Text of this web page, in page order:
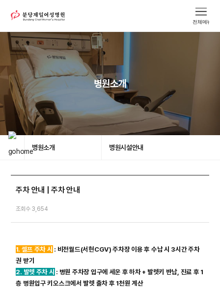
병원소개
병원소개 병원시설안내
주차 안내 | 주차 안내
조회수 3,654
1. 셀프 주차 시 : 비전월드(서현CGV) 주차장 이용 후 수납 시 3시간 주차
권 받기
2. 발렛 주차 시 : 병원 주차장 입구에 세운 후 하차 + 발렛키 반납, 진료 후 1
층 병원입구 키오스크에서 발렛 출차 후 1천원 계산